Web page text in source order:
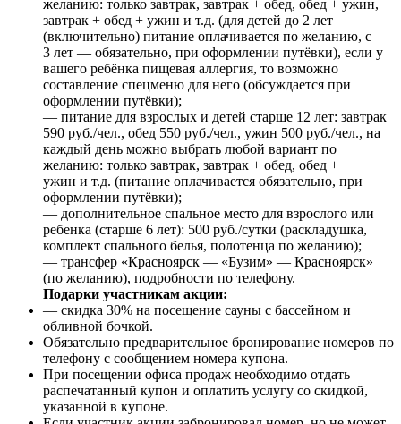
желанию: только завтрак, завтрак + обед, обед + ужин,
завтрак + обед + ужин и т.д. (для детей до 2 лет
(включительно) питание оплачивается по желанию, с
3 лет — обязательно, при оформлении путёвки), если у
вашего ребёнка пищевая аллергия, то возможно
составление спецменю для него (обсуждается при
оформлении путёвки);
— питание для взрослых и детей старше 12 лет: завтрак
590 руб./чел., обед 550 руб./чел., ужин 500 руб./чел., на
каждый день можно выбрать любой вариант по
желанию: только завтрак, завтрак + обед, обед +
ужин и т.д. (питание оплачивается обязательно, при
оформлении путёвки);
— дополнительное спальное место для взрослого или
ребенка (старше 6 лет): 500 руб./сутки (раскладушка,
комплект спального белья, полотенца по желанию);
— трансфер «Красноярск — «Бузим» — Красноярск»
(по желанию), подробности по телефону.
Подарки участникам акции:
— скидка 30% на посещение сауны с бассейном и
обливной бочкой.
Обязательно предварительное бронирование номеров по
телефону с сообщением номера купона.
При посещении офиса продаж необходимо отдать
распечатанный купон и оплатить услугу со скидкой,
указанной в купоне.